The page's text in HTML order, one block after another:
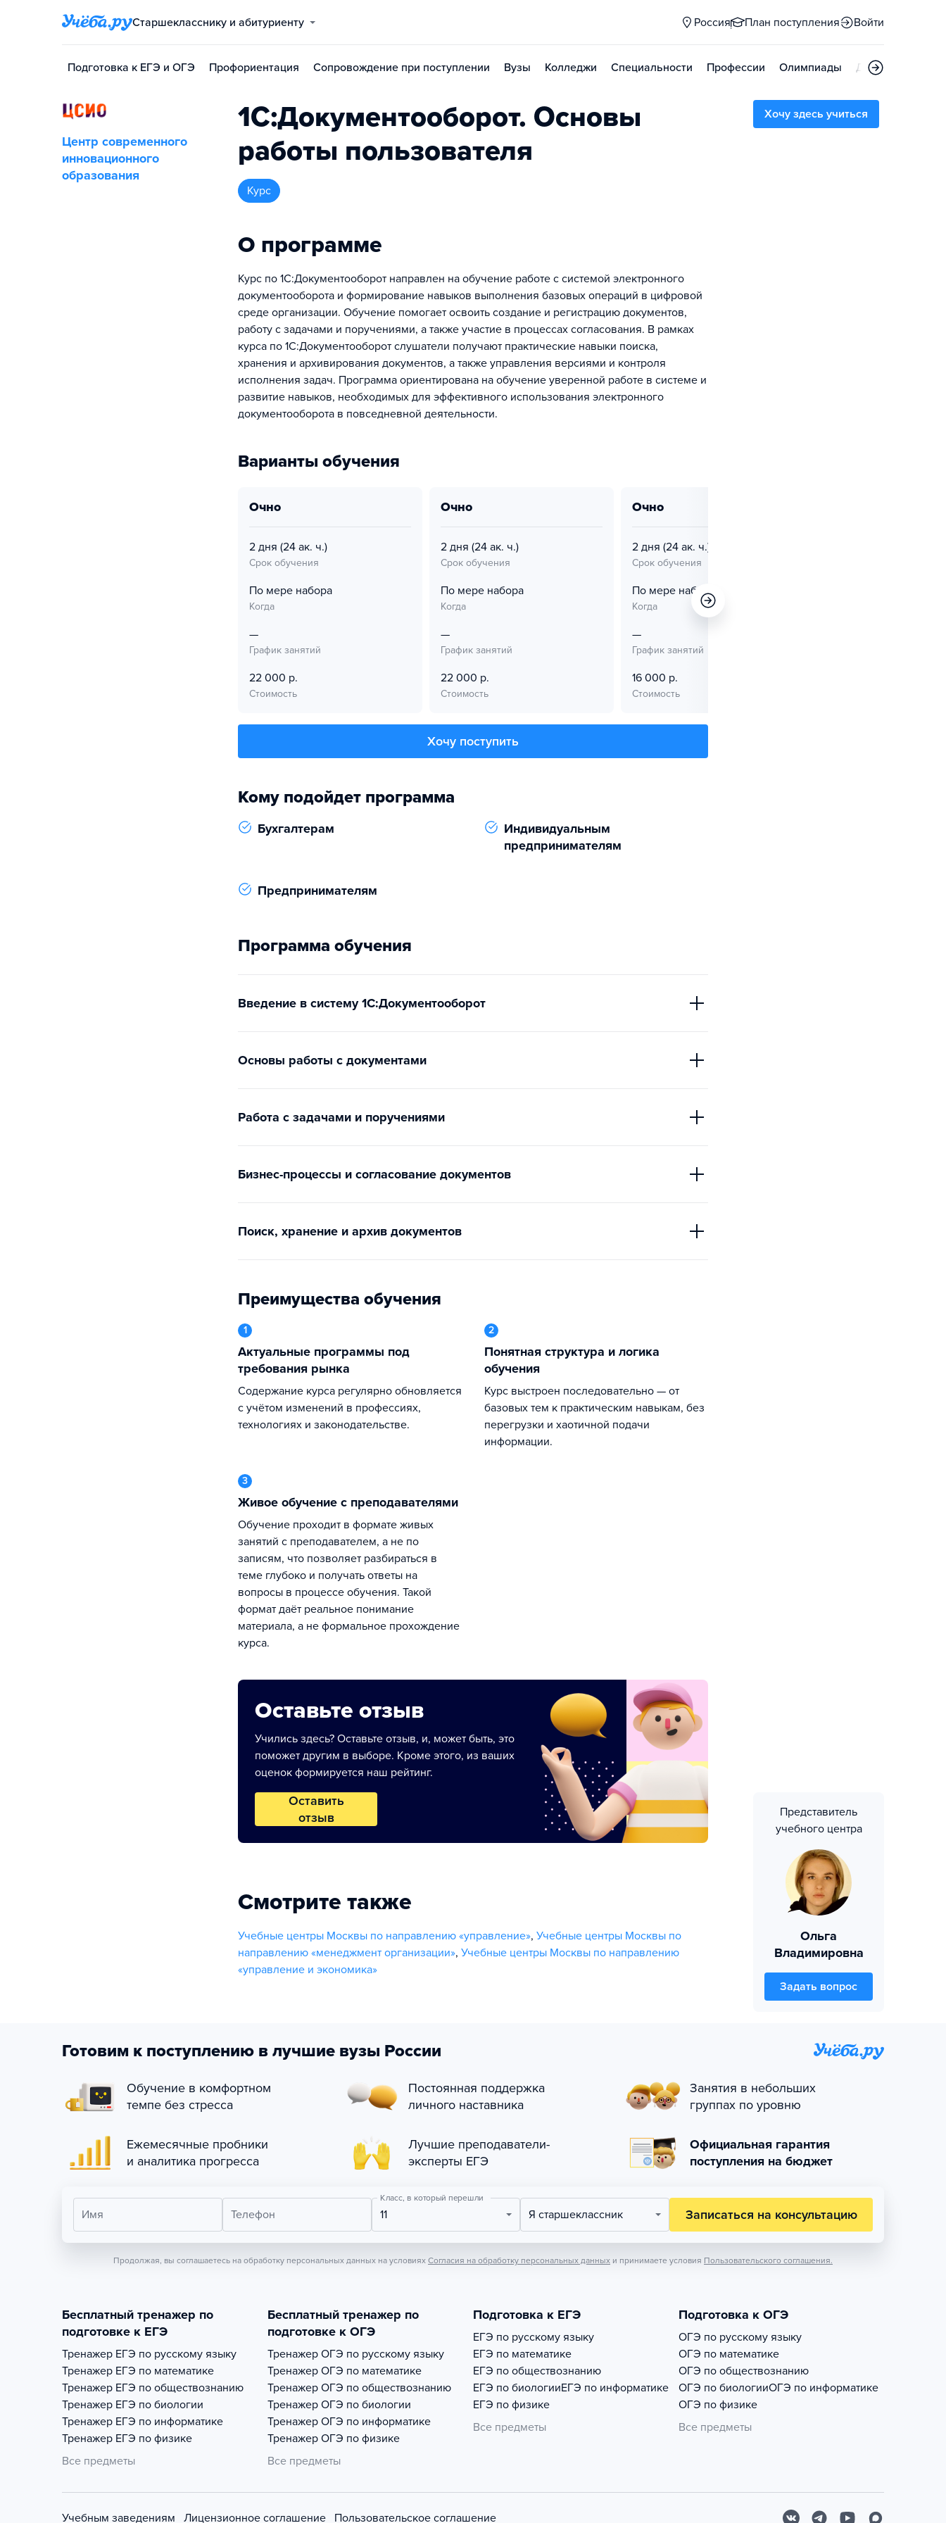
Старшекласснику и абитуриенту Россия План поступления Войти
Подготовка к ЕГЭ и ОГЭ Профориентация Сопровождение при поступлении Вузы Колледжи Специальности Профессии Олимпиады Дни открытых
Центр современного
инновационного
образования
1С:Документооборот. Основы
работы пользователя
курс
О программе
Курс по 1С:Документооборот направлен на обучение работе с системой электронного
документооборота и формирование навыков выполнения базовых операций в цифровой
среде организации. Обучение помогает освоить создание и регистрацию документов,
работу с задачами и поручениями, а также участие в процессах согласования. В рамках
курса по 1С:Документооборот слушатели получают практические навыки поиска,
хранения и архивирования документов, а также управления версиями и контроля
исполнения задач. Программа ориентирована на обучение уверенной работе в системе и
развитие навыков, необходимых для эффективного использования электронного
документооборота в повседневной деятельности.
Варианты обучения
очно
2 дня (24 ак. ч.)
Срок обучения
По мере набора
Когда
—
График занятий
22 000 р.
Стоимость
очно
2 дня (24 ак. ч.)
Срок обучения
По мере набора
Когда
—
График занятий
22 000 р.
Стоимость
очно
2 дня (24 ак. ч.)
Срок обучения
По мере набора
Когда
—
График занятий
16 000 р.
Стоимость
Хочу поступить
Кому подойдет программа
Бухгалтерам
Индивидуальным
предпринимателям
Предпринимателям
Программа обучения
Введение в систему 1С:Документооборот
Основы работы с документами
Работа с задачами и поручениями
Бизнес-процессы и согласование документов
Поиск, хранение и архив документов
Преимущества обучения
1
Актуальные программы под
требования рынка
Содержание курса регулярно обновляется
с учётом изменений в профессиях,
технологиях и законодательстве.
2
Понятная структура и логика
обучения
Курс выстроен последовательно — от
базовых тем к практическим навыкам, без
перегрузки и хаотичной подачи
информации.
3
Живое обучение с преподавателями
Обучение проходит в формате живых
занятий с преподавателем, а не по
записям, что позволяет разбираться в
теме глубоко и получать ответы на
вопросы в процессе обучения. Такой
формат даёт реальное понимание
материала, а не формальное прохождение
курса.
Оставьте отзыв
Учились здесь? Оставьте отзыв, и, может быть, это
поможет другим в выборе. Кроме этого, из ваших
оценок формируется наш рейтинг.
Оставить
отзыв
Смотрите также
Учебные центры Москвы по направлению «управление», Учебные центры Москвы по
направлению «менеджмент организации», Учебные центры Москвы по направлению
«управление и экономика»
Хочу здесь учиться
Представитель
учебного центра
Ольга
Владимировна
Задать вопрос
Готовим к поступлению в лучшие вузы России
Обучение в комфортном
темпе без стресса
Постоянная поддержка
личного наставника
Занятия в небольших
группах по уровню
Ежемесячные пробники
и аналитика прогресса
Лучшие преподаватели-
эксперты ЕГЭ
Официальная гарантия
поступления на бюджет
Имя Телефон
Класс, в который перешли
11 Я старшеклассник Записаться на консультацию
Продолжая, вы соглашаетесь на обработку персональных данных на условиях Согласия на обработку персональных данных и принимаете условия Пользовательского соглашения.
Бесплатный тренажер по
подготовке к ЕГЭ
Тренажер ЕГЭ по русскому языку
Тренажер ЕГЭ по математике
Тренажер ЕГЭ по обществознанию
Тренажер ЕГЭ по биологии
Тренажер ЕГЭ по информатике
Тренажер ЕГЭ по физике
Все предметы
Бесплатный тренажер по
подготовке к ОГЭ
Тренажер ОГЭ по русскому языку
Тренажер ОГЭ по математике
Тренажер ОГЭ по обществознанию
Тренажер ОГЭ по биологии
Тренажер ОГЭ по информатике
Тренажер ОГЭ по физике
Все предметы
Подготовка к ЕГЭ
ЕГЭ по русскому языку
ЕГЭ по математике
ЕГЭ по обществознанию
ЕГЭ по биологииЕГЭ по информатике
ЕГЭ по физике
Все предметы
Подготовка к ОГЭ
ОГЭ по русскому языку
ОГЭ по математике
ОГЭ по обществознанию
ОГЭ по биологииОГЭ по информатике
ОГЭ по физике
Все предметы
Учебным заведениям Лицензионное соглашение Пользовательское соглашение